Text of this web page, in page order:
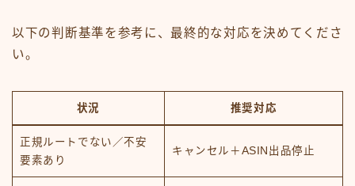
以下の判断基準を参考に、最終的な対応を決めてくださ
い。
状況 推奨対応
正規ルートでない／不安
要素あり
キャンセル＋ASIN出品停止